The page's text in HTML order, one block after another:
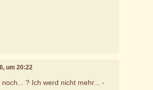
um 20:22
? Ich werd nicht mehr... -